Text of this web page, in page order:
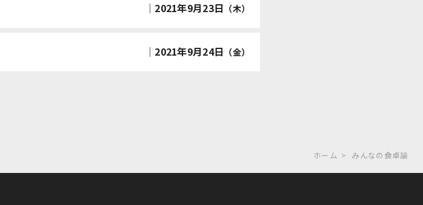
│ 2021年9月23日 （木）
│ 2021年9月24日 （金）
ホーム みんなの食卓論